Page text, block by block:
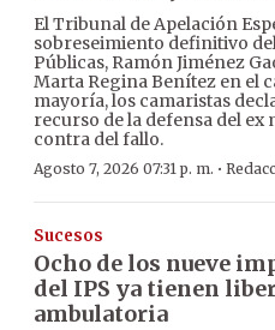
El Tribunal de Apelación
sobreseimiento definitivo
Públicas, Ramón Jiménez
Marta Regina Benítez en el
mayoría, los camaristas
recurso de la defensa del
contra del fallo.
Agosto 7, 2026 07:31 p. m. ·
Sucesos
Ocho de los nueve
del IPS ya tienen
ambulatoria